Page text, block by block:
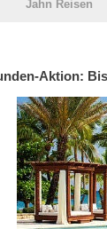
Jahn Reisen
Aktion: